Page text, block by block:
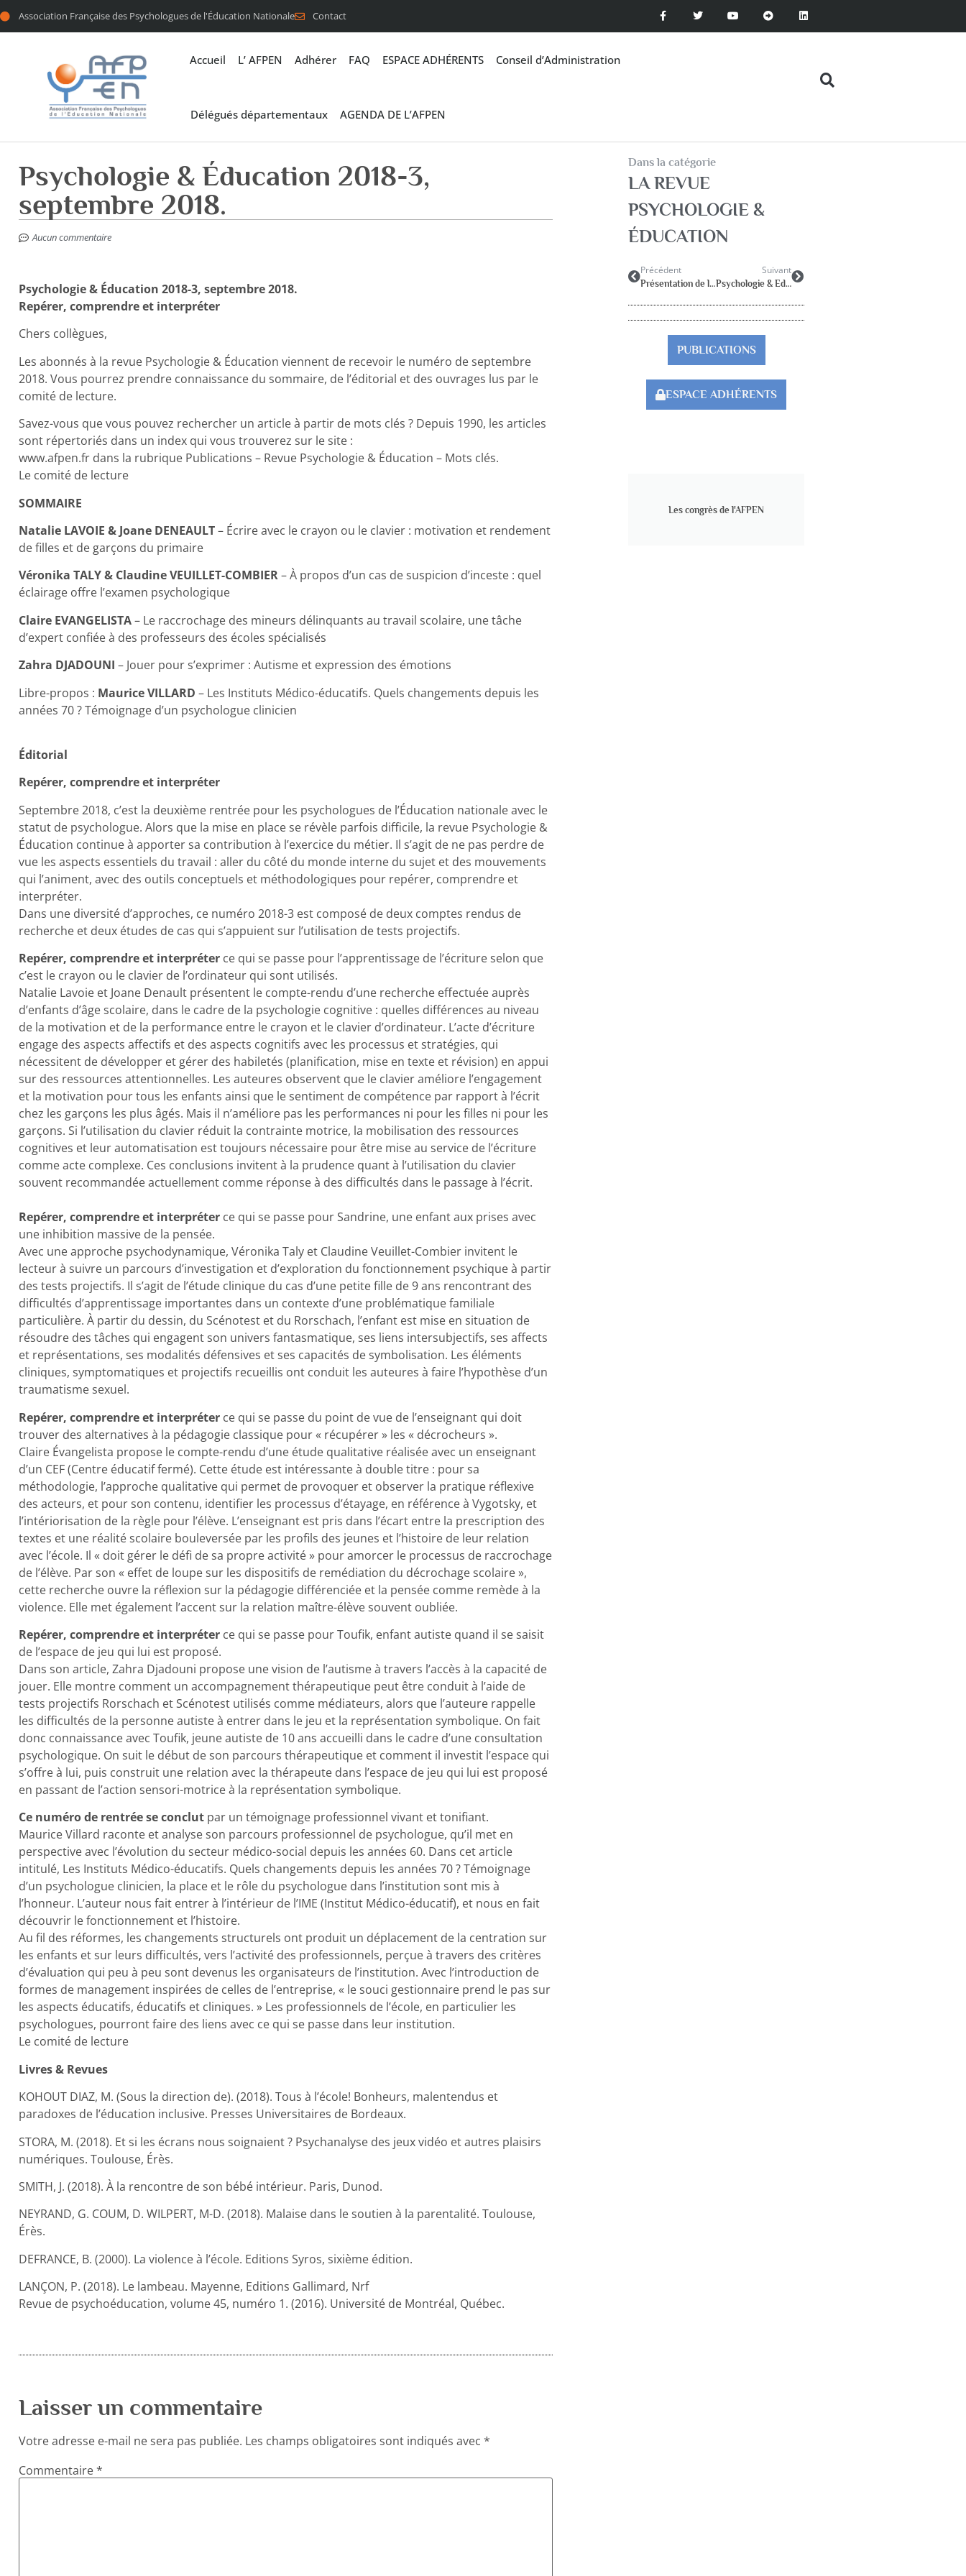
Association Française des Psychologues de l'Éducation Nationale Contact
Accueil L’ AFPEN Adhérer FAQ ESPACE ADHÉRENTS Conseil d’Administration
Délégués départementaux AGENDA DE L’AFPEN
Psychologie & Éducation 2018-3,
septembre 2018.
Aucun commentaire
Psychologie & Éducation 2018-3, septembre 2018.
Repérer, comprendre et interpréter
Chers collègues,
Les abonnés à la revue Psychologie & Éducation viennent de recevoir le numéro de septembre
2018. Vous pourrez prendre connaissance du sommaire, de l’éditorial et des ouvrages lus par le
comité de lecture.
Savez-vous que vous pouvez rechercher un article à partir de mots clés ? Depuis 1990, les articles
sont répertoriés dans un index qui vous trouverez sur le site :
www.afpen.fr dans la rubrique Publications – Revue Psychologie & Éducation – Mots clés.
Le comité de lecture
SOMMAIRE
Natalie LAVOIE & Joane DENEAULT– Écrire avec le crayon ou le clavier : motivation et rendement
de filles et de garçons du primaire
Véronika TALY & Claudine VEUILLET-COMBIER– À propos d’un cas de suspicion d’inceste : quel
éclairage offre l’examen psychologique
Claire EVANGELISTA– Le raccrochage des mineurs délinquants au travail scolaire, une tâche
d’expert confiée à des professeurs des écoles spécialisés
Zahra DJADOUNI – Jouer pour s’exprimer : Autisme et expression des émotions
Libre-propos : Maurice VILLARD – Les Instituts Médico-éducatifs. Quels changements depuis les
années 70 ? Témoignage d’un psychologue clinicien
Éditorial
Repérer, comprendre et interpréter
Septembre 2018, c’est la deuxième rentrée pour les psychologues de l’Éducation nationale avec le
statut de psychologue. Alors que la mise en place se révèle parfois difficile, la revue Psychologie &
Éducation continue à apporter sa contribution à l’exercice du métier. Il s’agit de ne pas perdre de
vue les aspects essentiels du travail : aller du côté du monde interne du sujet et des mouvements
qui l’animent, avec des outils conceptuels et méthodologiques pour repérer, comprendre et
interpréter.
Dans une diversité d’approches, ce numéro 2018-3 est composé de deux comptes rendus de
recherche et deux études de cas qui s’appuient sur l’utilisation de tests projectifs.
Repérer, comprendre et interpréterce qui se passe pour l’apprentissage de l’écriture selon que
c’est le crayon ou le clavier de l’ordinateur qui sont utilisés.
Natalie Lavoie et Joane Denault présentent le compte-rendu d’une recherche effectuée auprès
d’enfants d’âge scolaire, dans le cadre de la psychologie cognitive : quelles différences au niveau
de la motivation et de la performance entre le crayon et le clavier d’ordinateur. L’acte d’écriture
engage des aspects affectifs et des aspects cognitifs avec les processus et stratégies, qui
nécessitent de développer et gérer des habiletés (planification, mise en texte et révision) en appui
sur des ressources attentionnelles. Les auteures observent que le clavier améliore l’engagement
et la motivation pour tous les enfants ainsi que le sentiment de compétence par rapport à l’écrit
chez les garçons les plus âgés. Mais il n’améliore pas les performances ni pour les filles ni pour les
garçons. Si l’utilisation du clavier réduit la contrainte motrice, la mobilisation des ressources
cognitives et leur automatisation est toujours nécessaire pour être mise au service de l’écriture
comme acte complexe. Ces conclusions invitent à la prudence quant à l’utilisation du clavier
souvent recommandée actuellement comme réponse à des difficultés dans le passage à l’écrit.
Repérer, comprendre et interpréterce qui se passe pour Sandrine, une enfant aux prises avec
une inhibition massive de la pensée.
Avec une approche psychodynamique, Véronika Taly et Claudine Veuillet-Combier invitent le
lecteur à suivre un parcours d’investigation et d’exploration du fonctionnement psychique à partir
des tests projectifs. Il s’agit de l’étude clinique du cas d’une petite fille de 9 ans rencontrant des
difficultés d’apprentissage importantes dans un contexte d’une problématique familiale
particulière. À partir du dessin, du Scénotest et du Rorschach, l’enfant est mise en situation de
résoudre des tâches qui engagent son univers fantasmatique, ses liens intersubjectifs, ses affects
et représentations, ses modalités défensives et ses capacités de symbolisation. Les éléments
cliniques, symptomatiques et projectifs recueillis ont conduit les auteures à faire l’hypothèse d’un
traumatisme sexuel.
Repérer, comprendre et interpréterce qui se passe du point de vue de l’enseignant qui doit
trouver des alternatives à la pédagogie classique pour « récupérer » les « décrocheurs ».
Claire Évangelista propose le compte-rendu d’une étude qualitative réalisée avec un enseignant
d’un CEF (Centre éducatif fermé). Cette étude est intéressante à double titre : pour sa
méthodologie, l’approche qualitative qui permet de provoquer et observer la pratique réflexive
des acteurs, et pour son contenu, identifier les processus d’étayage, en référence à Vygotsky, et
l’intériorisation de la règle pour l’élève. L’enseignant est pris dans l’écart entre la prescription des
textes et une réalité scolaire bouleversée par les profils des jeunes et l’histoire de leur relation
avec l’école. Il « doit gérer le défi de sa propre activité » pour amorcer le processus de raccrochage
de l’élève. Par son « effet de loupe sur les dispositifs de remédiation du décrochage scolaire »,
cette recherche ouvre la réflexion sur la pédagogie différenciée et la pensée comme remède à la
violence. Elle met également l’accent sur la relation maître-élève souvent oubliée.
Repérer, comprendre et interpréterce qui se passe pour Toufik, enfant autiste quand il se saisit
de l’espace de jeu qui lui est proposé.
Dans son article, Zahra Djadouni propose une vision de l’autisme à travers l’accès à la capacité de
jouer. Elle montre comment un accompagnement thérapeutique peut être conduit à l’aide de
tests projectifs Rorschach et Scénotest utilisés comme médiateurs, alors que l’auteure rappelle
les difficultés de la personne autiste à entrer dans le jeu et la représentation symbolique. On fait
donc connaissance avec Toufik, jeune autiste de 10 ans accueilli dans le cadre d’une consultation
psychologique. On suit le début de son parcours thérapeutique et comment il investit l’espace qui
s’offre à lui, puis construit une relation avec la thérapeute dans l’espace de jeu qui lui est proposé
en passant de l’action sensori-motrice à la représentation symbolique.
Ce numéro de rentrée se conclut par un témoignage professionnel vivant et tonifiant.
Maurice Villard raconte et analyse son parcours professionnel de psychologue, qu’il met en
perspective avec l’évolution du secteur médico-social depuis les années 60. Dans cet article
intitulé, Les Instituts Médico-éducatifs. Quels changements depuis les années 70 ? Témoignage
d’un psychologue clinicien, la place et le rôle du psychologue dans l’institution sont mis à
l’honneur. L’auteur nous fait entrer à l’intérieur de l’IME (Institut Médico-éducatif), et nous en fait
découvrir le fonctionnement et l’histoire.
Au fil des réformes, les changements structurels ont produit un déplacement de la centration sur
les enfants et sur leurs difficultés, vers l’activité des professionnels, perçue à travers des critères
d’évaluation qui peu à peu sont devenus les organisateurs de l’institution. Avec l’introduction de
formes de management inspirées de celles de l’entreprise, « le souci gestionnaire prend le pas sur
les aspects éducatifs, éducatifs et cliniques. » Les professionnels de l’école, en particulier les
psychologues, pourront faire des liens avec ce qui se passe dans leur institution.
Le comité de lecture
Livres & Revues
KOHOUT DIAZ, M. (Sous la direction de). (2018). Tous à l’école! Bonheurs, malentendus et
paradoxes de l’éducation inclusive. Presses Universitaires de Bordeaux.
STORA, M. (2018). Et si les écrans nous soignaient ? Psychanalyse des jeux vidéo et autres plaisirs
numériques. Toulouse, Érès.
SMITH, J. (2018). À la rencontre de son bébé intérieur. Paris, Dunod.
NEYRAND, G. COUM, D. WILPERT, M-D. (2018). Malaise dans le soutien à la parentalité. Toulouse,
Érès.
DEFRANCE, B. (2000). La violence à l’école. Editions Syros, sixième édition.
LANÇON, P. (2018). Le lambeau. Mayenne, Editions Gallimard, Nrf
Revue de psychoéducation, volume 45, numéro 1. (2016). Université de Montréal, Québec.
Laisser un commentaire
Votre adresse e-mail ne sera pas publiée. Les champs obligatoires sont indiqués avec *
Commentaire*
Dans la catégorie
LA REVUE
PSYCHOLOGIE &
ÉDUCATION
Précédent
Présentation de la revue Psychologie & Education
Suivant
Psychologie & Education 2018-4
PUBLICATIONS
ESPACE ADHÉRENTS
Les congrès de l'AFPEN